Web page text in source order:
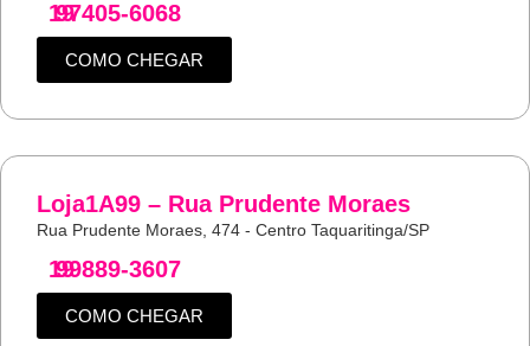
19
97405-6068
COMO CHEGAR
Loja1A99 – Rua Prudente Moraes
Rua Prudente Moraes, 474 - Centro Taquaritinga/SP
19
99889-3607
COMO CHEGAR